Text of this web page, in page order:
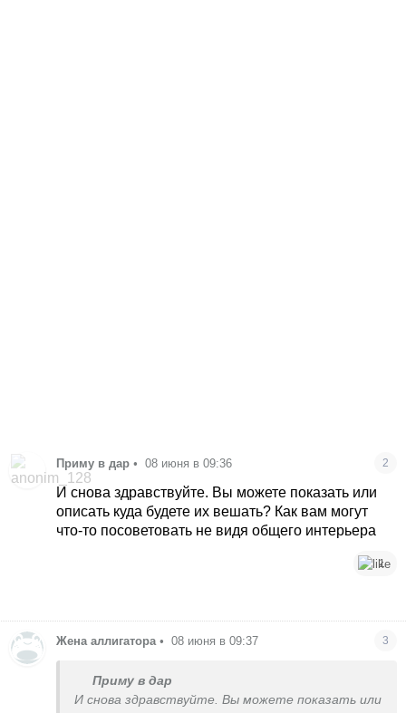
Приму в дар • 08 июня в 09:36 2
И снова здравствуйте. Вы можете показать или
описать куда будете их вешать? Как вам могут
что-то посоветовать не видя общего интерьера
1
Жена аллигатора • 08 июня в 09:37 3
Приму в дар
И снова здравствуйте. Вы можете показать или